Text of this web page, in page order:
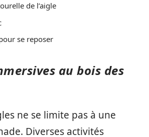
de l’aigle
se reposer
au bois des
ne se limite pas à une
Diverses activités